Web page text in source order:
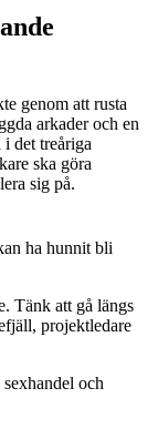
genom att rusta
arkader och en
det treåriga
ska göra
sig på.
ha hunnit bli
Tänk att gå längs
projektledare
och